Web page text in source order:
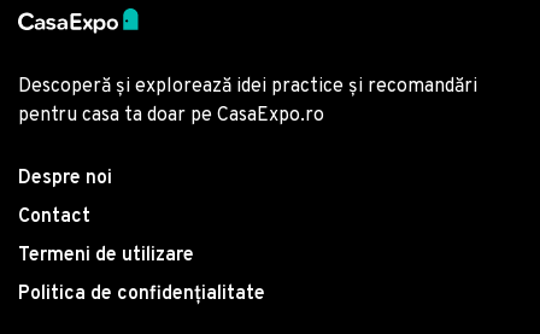
Descoperă și explorează idei practice și recomandări
pentru casa ta doar pe CasaExpo.ro
Despre noi
Contact
Termeni de utilizare
Politica de confidențialitate